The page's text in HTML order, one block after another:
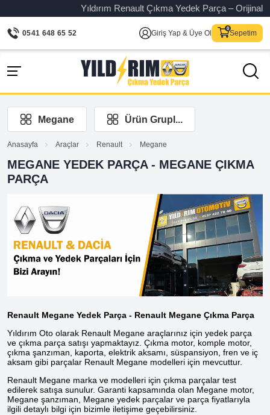
Yıldırım Renault Çıkma Yedek Parça – Orijinal ve
0541 648 65 52 Giriş Yap & Üye Ol Sepetim
Megane Ürün Grupl...
Anasayfa Araçlar Renault Megane
MEGANE YEDEK PARÇA - MEGANE ÇIKMA
PARÇA
Renault Megane Yedek Parça - Renault Megane Çıkma Parça
Yıldırım Oto olarak Renault Megane araçlarınız için yedek parça
ve çıkma parça satışı yapmaktayız. Çıkma motor, komple motor,
çıkma şanzıman, kaporta, elektrik aksamı, süspansiyon, fren ve iç
aksam gibi parçalar Renault Megane modelleri için mevcuttur.
Renault Megane marka ve modelleri için çıkma parçalar test
edilerek satışa sunulur. Garanti kapsamında olan Megane motor,
Megane şanzıman, Megane yedek parçalar ve parça fiyatlarıyla
ilgili detaylı bilgi için bizimle iletişime geçebilirsiniz.